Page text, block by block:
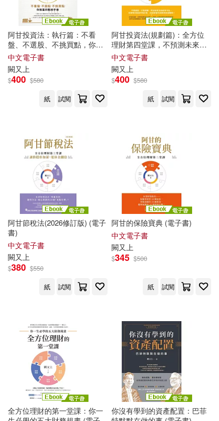
阿甘投資法：執行篇：不看
盤、不選股、不挑買點，你致
富的戰術手冊 (電子書)
中文電子書
闕又上
$400 $580
紙
試閱
阿甘投資法(規劃篇)：全方位
理財第四堂課，不預測未來波
動，只規劃必然的成功 (電子
書)
中文電子書
闕又上
$400 $580
紙
試閱
阿甘節稅法(2026修訂版) (電子
書)
中文電子書
闕又上
$380 $550
紙
試閱
阿甘的保險寶典 (電子書)
中文電子書
闕又上
$345 $500
紙 試閱
全方位理財的第一堂課：你一
你沒有學到的資產配置：巴菲